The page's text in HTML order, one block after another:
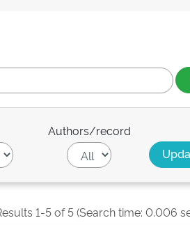
Authors/record
1-5 of 5 (Search time: 0.006